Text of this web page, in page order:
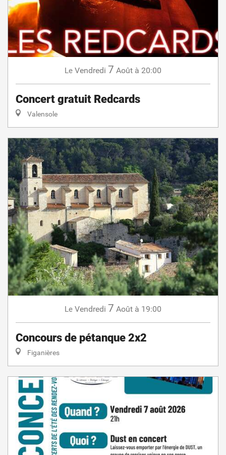
Le Vendredi 7 Août à 20:00
Concert gratuit Redcards
Valensole
Le Vendredi 7 Août à 19:00
Concours de pétanque 2x2
Figanières